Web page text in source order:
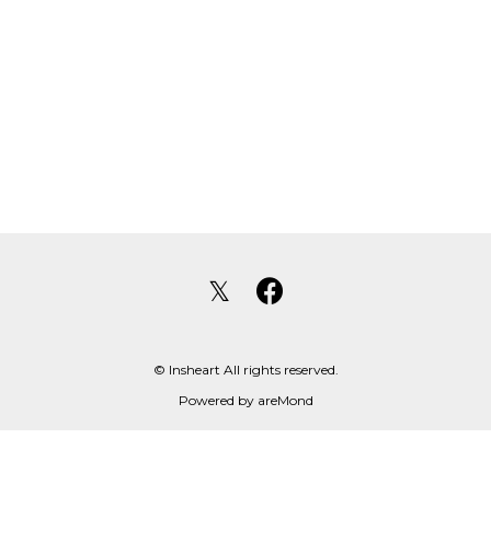
𝕏
© Insheart All rights reserved.
Powered by areMond